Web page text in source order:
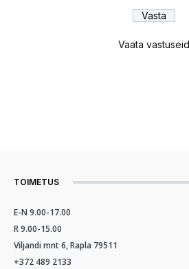
Vaata vastuseid
TOIMETUS
E-N 9.00-17.00
R 9.00-15.00
Viljandi mnt 6, Rapla 79511
+372 489 2133